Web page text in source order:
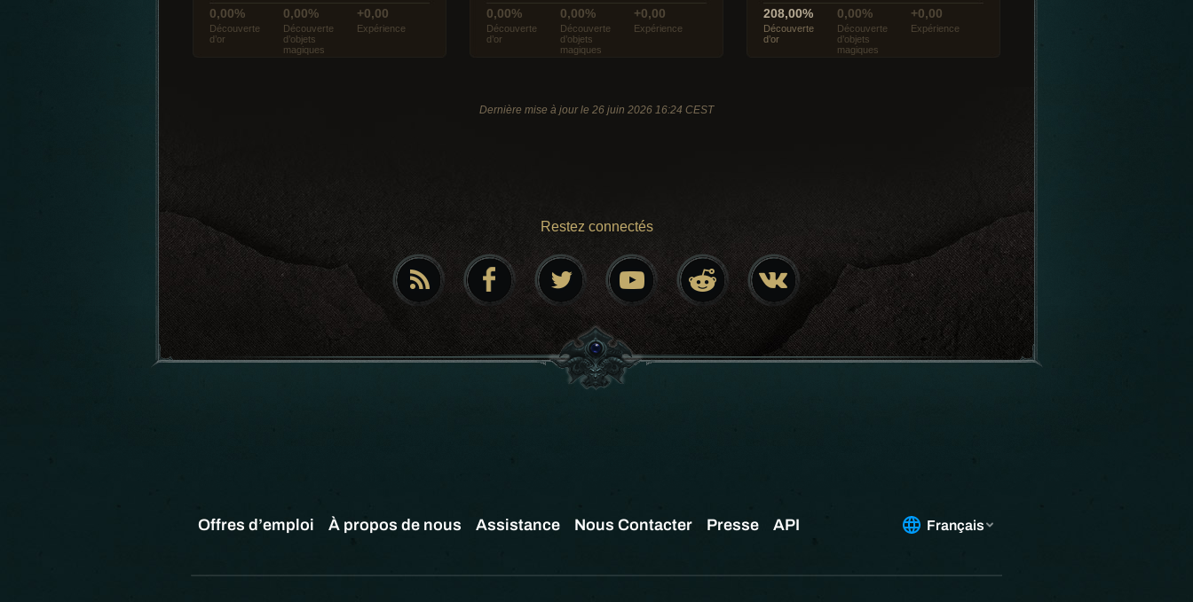
0,00%
Découverte
d’or
0,00%
Découverte
d’objets
magiques
+0,00
Expérience
0,00%
Découverte
d’or
0,00%
Découverte
d’objets
magiques
+0,00
Expérience
208,00%
Découverte
d’or
0,00%
Découverte
d’objets
magiques
+0,00
Expérience
Dernière mise à jour le 26 juin 2026 16:24 CEST
Restez connectés